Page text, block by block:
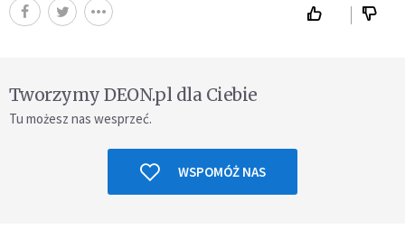
Tworzymy DEON.pl dla Ciebie
Tu możesz nas wesprzeć.
WSPOMÓŻ NAS